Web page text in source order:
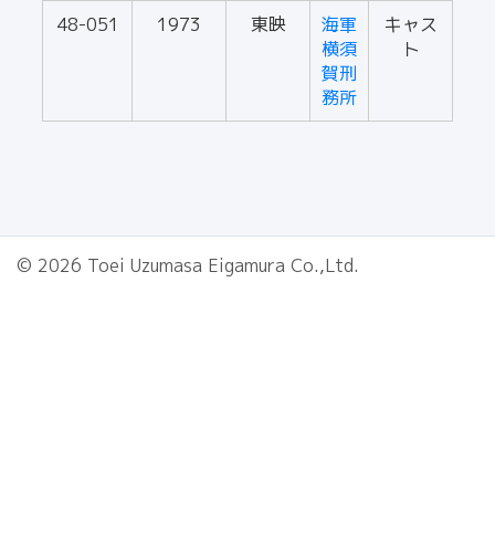
48-051 1973 東映
海軍
横須
賀刑
務所
キャス
ト
© 2026 Toei Uzumasa Eigamura Co.,Ltd.